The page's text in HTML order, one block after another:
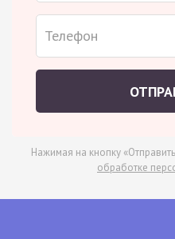
Нажимая на кнопку
обработке